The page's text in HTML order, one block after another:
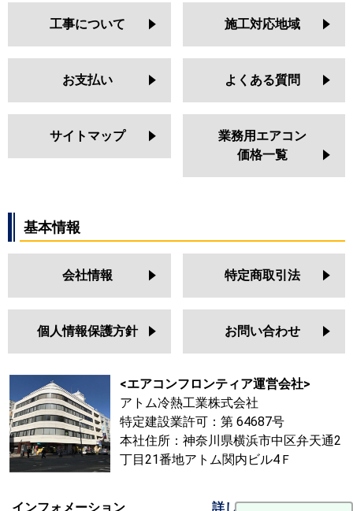
工事について 施工対応地域
お支払い よくある質問
サイトマップ
業務用エアコン
価格一覧
基本情報
会社情報 特定商取引法
個人情報保護方針 お問い合わせ
<エアコンフロンティア運営会社>
アトム冷熱工業株式会社
特定建設業許可：第 64687号
本社住所：神奈川県横浜市中区弁天通2
丁目21番地アトム関内ビル4Ｆ
インフォメーション 詳しくはこちらから